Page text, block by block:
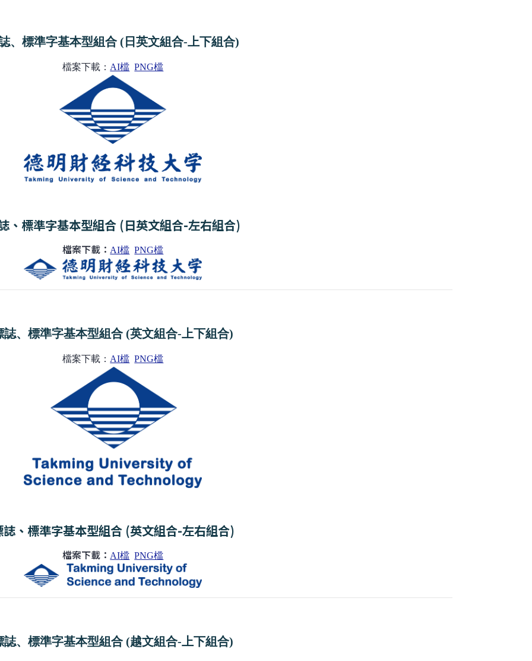
、標準字基本型組合 (日英文組合-上下組合)
檔案下載： AI檔 PNG檔
、標準字基本型組合 (日英文組合-左右組合)
檔案下載：AI檔 PNG檔
誌、標準字基本型組合 (英文組合-上下組合)
檔案下載： AI檔 PNG檔
誌、標準字基本型組合 (英文組合-左右組合)
檔案下載：AI檔 PNG檔
誌、標準字基本型組合 (越文組合-上下組合)